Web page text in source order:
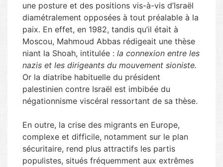
une posture et des positions vis-à-vis d’Israël
diamétralement opposées à tout préalable à la
paix. En effet, en 1982, tandis qu’il était à
Moscou, Mahmoud Abbas rédigeait une thèse
niant la Shoah, intitulée : la connexion entre les
nazis et les dirigeants du mouvement sioniste.
Or la diatribe habituelle du président
palestinien contre Israël est imbibée du
négationnisme viscéral ressortant de sa thèse.
En outre, la crise des migrants en Europe,
complexe et difficile, notamment sur le plan
sécuritaire, rend plus attractifs les partis
populistes, situés fréquemment aux extrêmes